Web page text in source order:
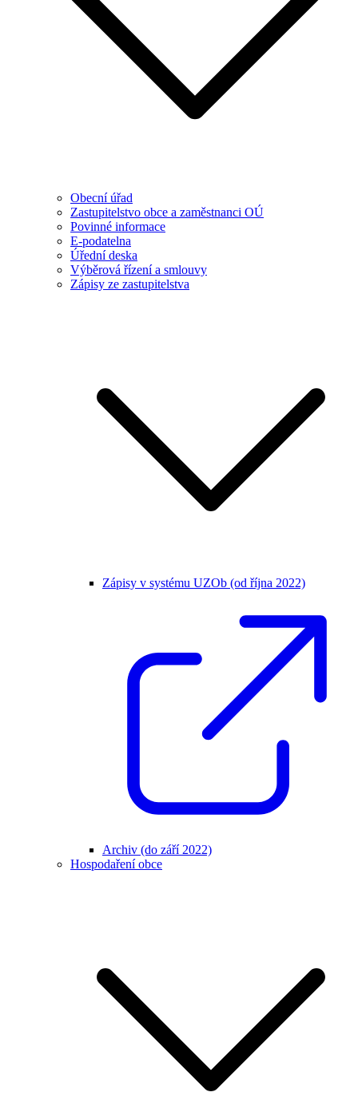
Obecní úřad
Zastupitelstvo obce a zaměstnanci OÚ
Povinné informace
E-podatelna
Úřední deska
Výběrová řízení a smlouvy
Zápisy ze zastupitelstva
Zápisy v systému UZOb (od října 2022)
Archiv (do září 2022)
Hospodaření obce